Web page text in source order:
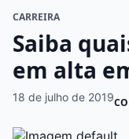
CARREIRA
Saiba
em alta
18 de julho de 2019
Modalidade
Presencial
Tipo de